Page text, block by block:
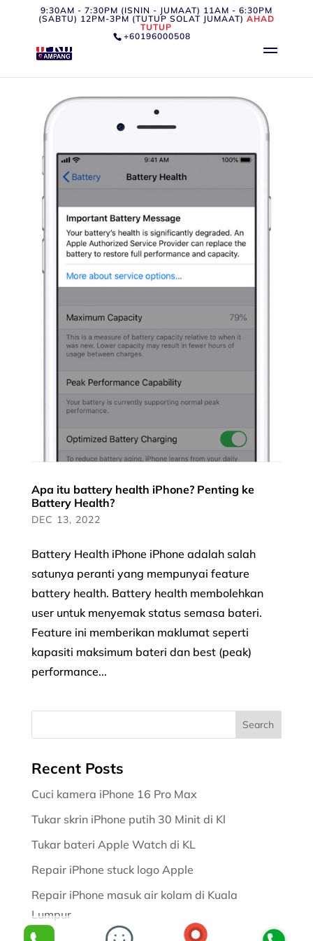
9:30AM - 7:30PM (ISNIN - JUMAAT) 11AM - 6:30PM
(SABTU) 12PM-3PM (TUTUP SOLAT JUMAAT) AHAD
TUTUP
+60196000508
Apa itu battery health iPhone? Penting ke
Battery Health?
DEC 13, 2022
Battery Health iPhone iPhone adalah salah
satunya peranti yang mempunyai feature
battery health. Battery health membolehkan
user untuk menyemak status semasa bateri.
Feature ini memberikan maklumat seperti
kapasiti maksimum bateri dan best (peak)
performance...
Recent Posts
Cuci kamera iPhone 16 Pro Max
Tukar skrin iPhone putih 30 Minit di Kl
Tukar bateri Apple Watch di KL
Repair iPhone stuck logo Apple
Repair iPhone masuk air kolam di Kuala
Lumpur